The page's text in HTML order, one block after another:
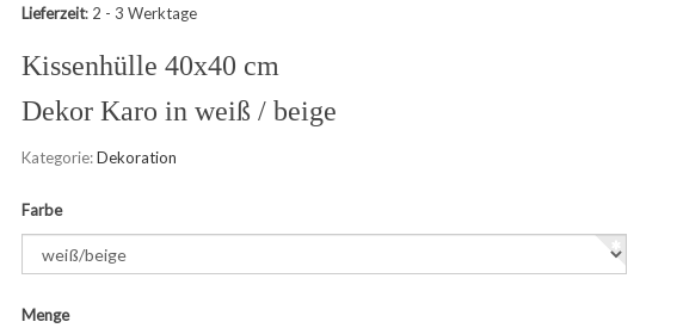
Lieferzeit: 2 - 3 Werktage
Kissenhülle 40x40 cm
Dekor Karo in weiß / beige
Kategorie:Dekoration
Farbe
Menge